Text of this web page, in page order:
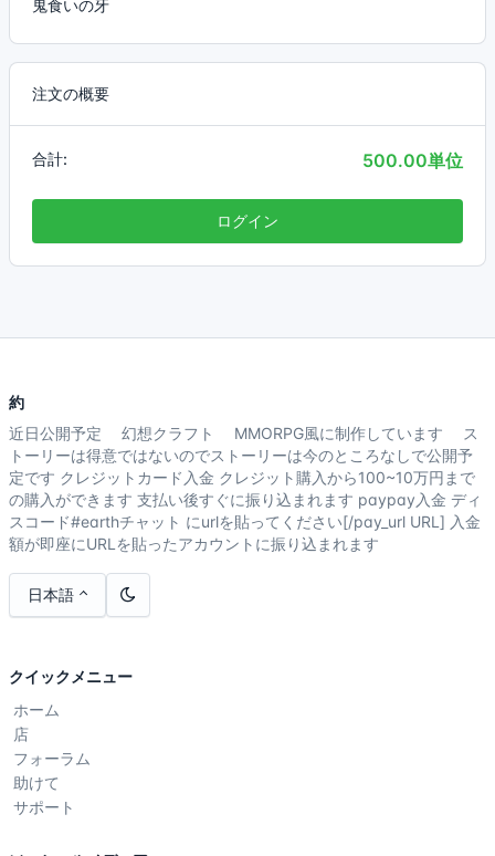
鬼食いの牙
注文の概要
合計: 500.00単位
ログイン
約
近日公開予定 幻想クラフト MMORPG風に制作しています ス
トーリーは得意ではないのでストーリーは今のところなしで公開予
定です クレジットカード入金 クレジット購入から100~10万円まで
の購入ができます 支払い後すぐに振り込まれます paypay入金 ディ
スコード#earthチャット にurlを貼ってください[/pay_url URL] 入金
額が即座にURLを貼ったアカウントに振り込まれます
日本語
クイックメニュー
ホーム
店
フォーラム
助けて
サポート